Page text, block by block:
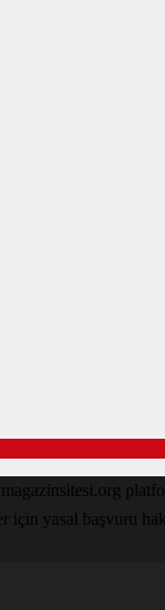
için yasal başvuru